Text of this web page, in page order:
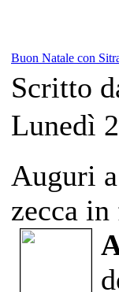
Buon Natale con
Scritto
Lunedì
Auguri
zecca